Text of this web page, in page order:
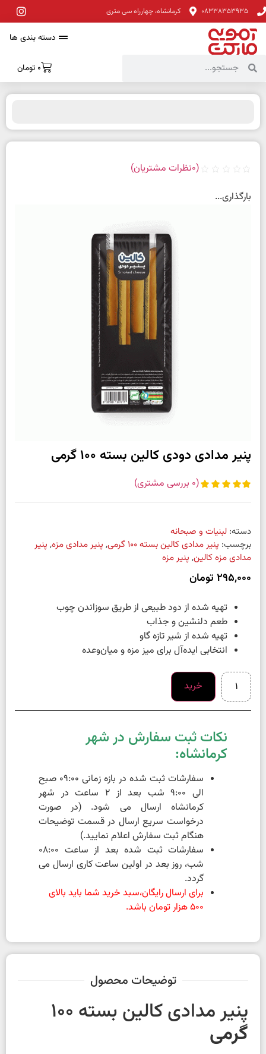
08338353935 کرمانشاه، چهارراه سی متری
دسته بندی ها
0 تومان
(
0نظرات مشتریان)
بارگذاری...
پنیر مدادی دودی کالین بسته 100 گرمی
(
0 بررسی مشتری)
دسته: لبنیات و صبحانه
برچسب: پنیر مدادی کالین بسته 100 گرمی , پنیر مدادی مزه, پنیر
مدادی مزه کالین, پنیر مزه
295,000 تومان
تهیه شده از دود طبیعی از طریق سوزاندن چوب
طعم دلنشین و جذاب
تهیه شده از شیر تازه گاو
انتخابی ایده‌آل برای میز مزه و میان‌وعده
خرید
نکات ثبت سفارش در شهر
کرمانشاه:
سفارشات ثبت شده در بازه زمانی 09:00 صبح
الی 9:00 شب بعد از 2 ساعت در شهر
کرمانشاه ارسال می شود. (در صورت
درخواست سریع ارسال در قسمت توضیحات
هنگام ثبت سفارش اعلام نمایید.)
سفارشات ثبت شده بعد از ساعت 08:00
شب، روز بعد در اولین ساعت کاری ارسال می
گردد.
برای ارسال رایگان،سبد خرید شما باید بالای
500 هزار تومان باشد.
توضیحات محصول
پنیر مدادی کالین بسته 100
گرمی